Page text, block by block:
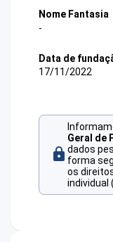
Nome Fantasia
-
Data de
17/11/2022
Geral de
dados
forma
os
individual